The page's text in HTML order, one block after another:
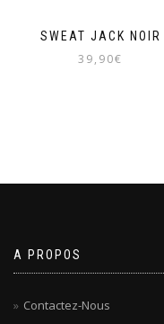
SWEAT JACK NOIR
39,90€
A PROPOS
Contactez-Nous